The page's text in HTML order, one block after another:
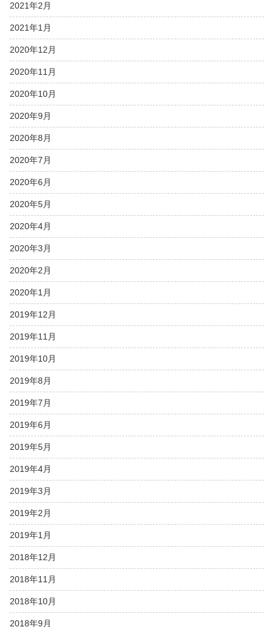
2021年2月
2021年1月
2020年12月
2020年11月
2020年10月
2020年9月
2020年8月
2020年7月
2020年6月
2020年5月
2020年4月
2020年3月
2020年2月
2020年1月
2019年12月
2019年11月
2019年10月
2019年8月
2019年7月
2019年6月
2019年5月
2019年4月
2019年3月
2019年2月
2019年1月
2018年12月
2018年11月
2018年10月
2018年9月